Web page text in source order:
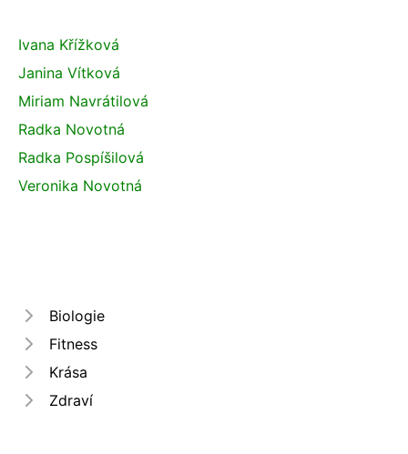
Ivana Křížková
Janina Vítková
Miriam Navrátilová
Radka Novotná
Radka Pospíšilová
Veronika Novotná
Biologie
Fitness
Krása
Zdraví